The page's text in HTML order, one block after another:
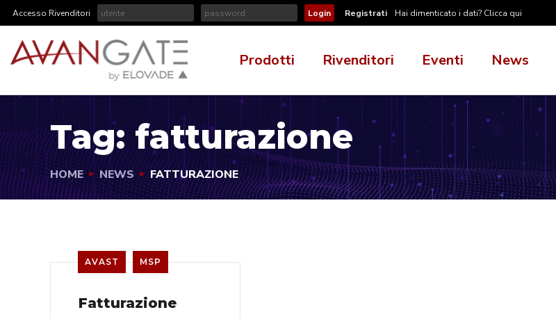
Accesso Rivenditori Registrati Hai dimenticato i dati? Clicca qui
Prodotti Rivenditori Eventi News
Tag:fatturazione
HOME NEWS FATTURAZIONE
AVAST MSP
Fatturazione